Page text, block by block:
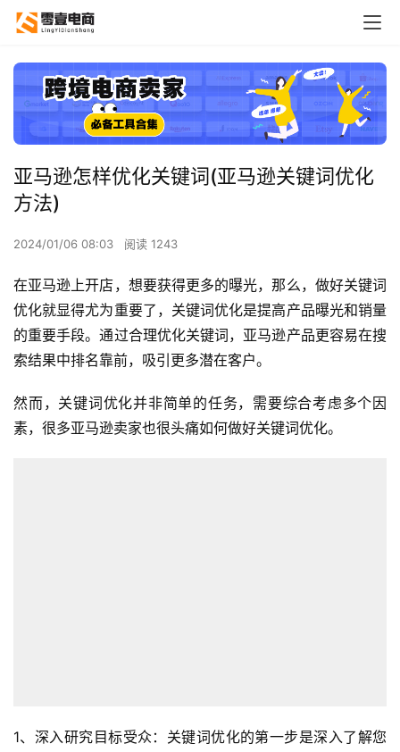
亚马逊怎样优化关键词(亚马逊关键词优化
方法)
2024/01/06 08:03 阅读 1243
在亚马逊上开店，想要获得更多的曝光，那么，做好关键词
优化就显得尤为重要了，关键词优化是提高产品曝光和销量
的重要手段。通过合理优化关键词，亚马逊产品更容易在搜
索结果中排名靠前，吸引更多潜在客户。
然而，关键词优化并非简单的任务，需要综合考虑多个因
素，很多亚马逊卖家也很头痛如何做好关键词优化。
1、深入研究目标受众：关键词优化的第一步是深入了解您